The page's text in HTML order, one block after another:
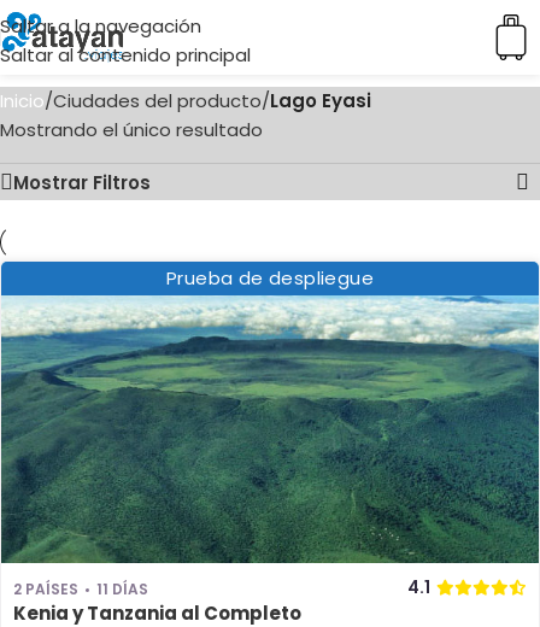
Saltar a la navegación
Saltar al contenido principal
Inicio/Ciudades del producto/Lago Eyasi
Mostrando el único resultado
Mostrar Filtros
Prueba de despliegue
2 PAÍSES 11 DÍAS 4.1
Kenia y Tanzania al Completo